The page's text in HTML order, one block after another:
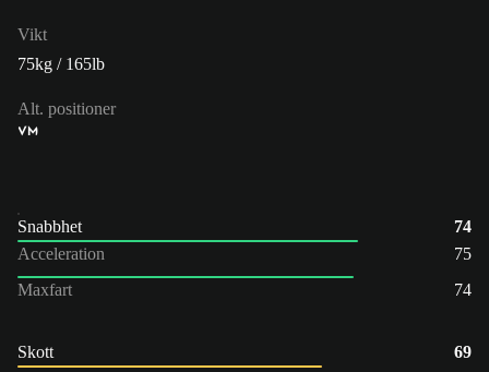
Vikt
75kg / 165lb
Alt. positioner
VM
Snabbhet
74
Acceleration
75
Maxfart
74
Skott
69